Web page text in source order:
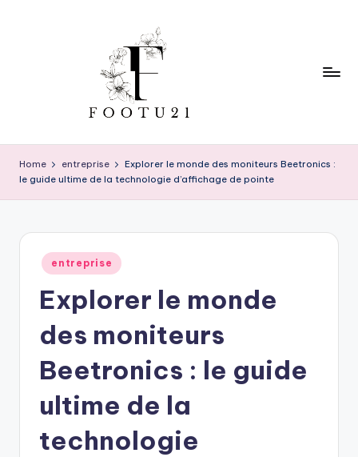
o
o
Home entreprise
Explorer le monde des moniteurs Beetronics :
le guide ultime de la technologie d’affichage de pointe
Posted
in
entreprise
Explorer le monde
des moniteurs
Beetronics : le guide
ultime de la
technologie